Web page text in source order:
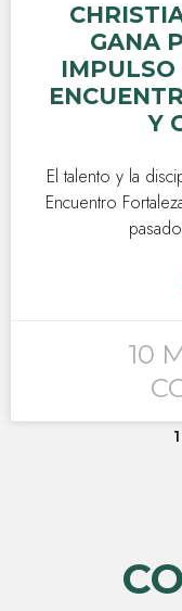
GANA
Y
El talento y la
Encuentro
10
1